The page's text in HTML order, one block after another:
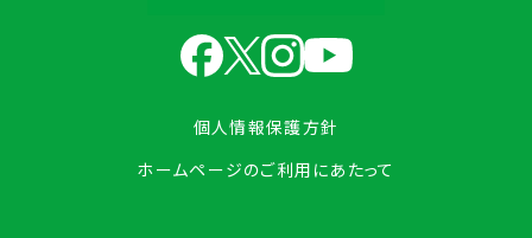
個人情報保護方針
ホームページのご利用にあたって